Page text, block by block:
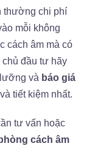
thường chi phí
mỗi không
cách âm mà có
chủ đầu tư hãy
lưỡng và báo giá
tiết kiệm nhất.
tư vấn hoặc
cách âm